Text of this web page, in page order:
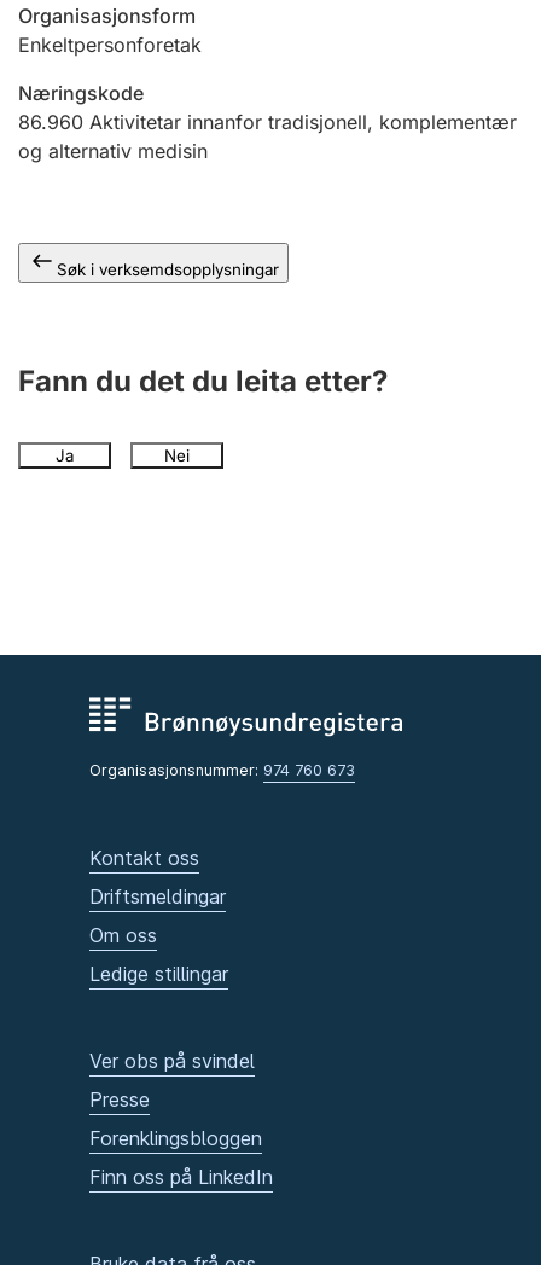
Ektepaktrettleiaren
Andre tema
Organisasjonsform
Enkeltpersonforetak
Næringskode
86.960 Aktivitetar innanfor tradisjonell, komplementær
og alternativ medisin
Søk i verksemdsopplysningar
Fann du det du leita etter?
Ja Nei
Organisasjonsnummer: 974 760 673
Kontakt oss
Driftsmeldingar
Om oss
Ledige stillingar
Ver obs på svindel
Presse
Forenklingsbloggen
Finn oss på LinkedIn